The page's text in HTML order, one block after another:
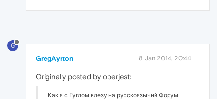
G
GregAyrton 8 Jan 2014, 20:44
Originally posted by operjest:
Как я с Гуглом влезу на русскоязычнй Форум